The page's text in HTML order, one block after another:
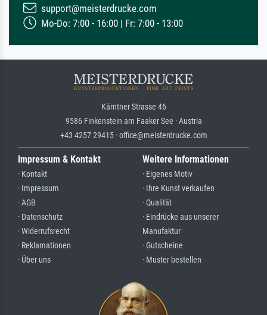
support@meisterdrucke.com
Mo-Do: 7:00 - 16:00 | Fr: 7:00 - 13:00
Kärntner Strasse 46
9586 Finkenstein am Faaker See · Austria
+43 4257 29415 · office@meisterdrucke.com
Impressum & Kontakt
· Kontakt
· Impressum
· AGB
· Datenschutz
· Widerrufsrecht
· Reklamationen
· Über uns
Weitere Informationen
· Eigenes Motiv
· Ihre Kunst verkaufen
· Qualität
· Eindrücke aus unserer
Manufaktur
· Gutscheine
· Muster bestellen